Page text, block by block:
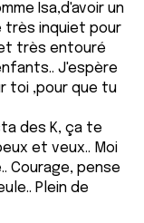
Isa,d'avoir un
très inquiet pour
très entouré
J'espère
toi ,pour que tu
des K, ça te
et veux.. Moi
Courage, pense
Plein de